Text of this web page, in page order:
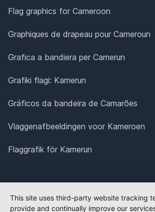
Flag graphics for Cameroon
Graphiques de drapeau pour Cameroun
Grafica a bandiera per Camerun
Grafiki flagi: Kamerun
Gráficos da bandeira de Camarões
Vlaggenafbeeldingen voor Kameroen
Flaggrafik för Kamerun
This site uses third-party website tracking
provide and continually improve our